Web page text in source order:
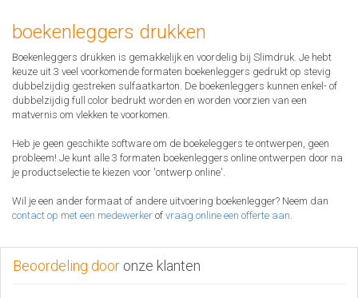
boekenleggers drukken
Boekenleggers drukken is gemakkelijk en voordelig bij Slimdruk. Je hebt
keuze uit 3 veel voorkomende formaten boekenleggers gedrukt op stevig
dubbelzijdig gestreken sulfaatkarton. De boekenleggers kunnen enkel- of
dubbelzijdig full color bedrukt worden en worden voorzien van een
matvernis om vlekken te voorkomen.
Heb je geen geschikte software om de boekeleggers te ontwerpen, geen
probleem! Je kunt alle 3 formaten boekenleggers online ontwerpen door na
je productselectie te kiezen voor 'ontwerp online'.
Wil je een ander formaat of andere uitvoering boekenlegger? Neem dan
contact op met een medewerker of vraag online een offerte aan
Beoordeling door onze klanten